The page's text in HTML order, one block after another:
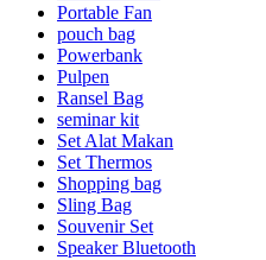
Portable Fan
pouch bag
Powerbank
Pulpen
Ransel Bag
seminar kit
Set Alat Makan
Set Thermos
Shopping bag
Sling Bag
Souvenir Set
Speaker Bluetooth